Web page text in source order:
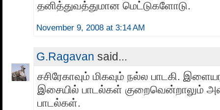
தனித்துவத்துமான மெட்டுகளோடு.
November 9, 2008 at 3:14 AM
G.Ragavan said...
சசிரேகாவும் மிகவும் நல்ல பாடகி.
இசையில் பாடல்கள் குறைவென்றாலும்
பாடல்கள்.